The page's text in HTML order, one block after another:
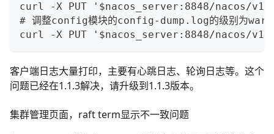
curl -X PUT '$nacos_server:8848/nacos/
# 调整config模块的config-dump.log的级别为
curl -X PUT '$nacos_server:8848/nacos/v1/
客户端日志大量打印，主要有心跳日志、轮询日志等。这个
问题已经在1.1.3解决，请升级到1.1.3版本。
集群管理页面，raft term显示不一致问题